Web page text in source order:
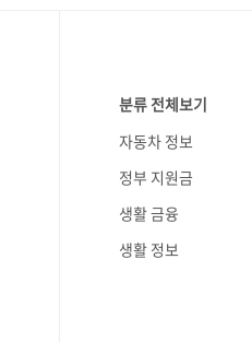
분류 전체보기
자동차 정보
정부 지원금
생활 금융
생활 정보